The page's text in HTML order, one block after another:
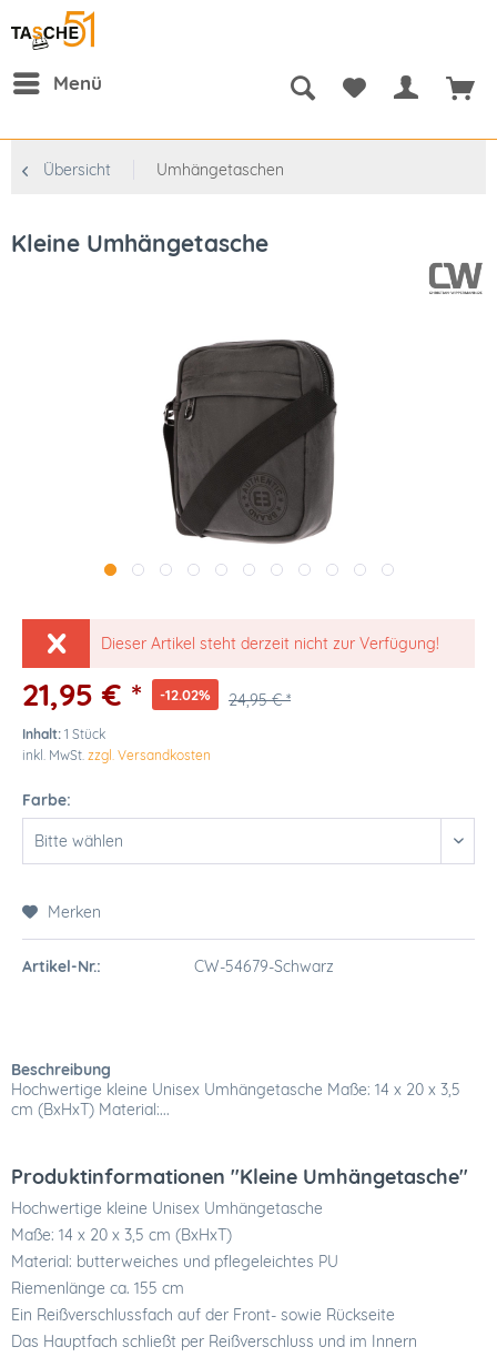
Menü
Übersicht Umhängetaschen
Kleine Umhängetasche
Dieser Artikel steht derzeit nicht zur Verfügung!
21,95 € * -12.02% 24,95 € *
Inhalt: 1 Stück
inkl. MwSt. zzgl. Versandkosten
Farbe:
Merken
Artikel-Nr.: CW-54679-Schwarz
Beschreibung
Hochwertige kleine Unisex Umhängetasche Maße: 14 x 20 x 3,5
cm (BxHxT) Material:...
Produktinformationen "Kleine Umhängetasche"
Hochwertige kleine Unisex Umhängetasche
Maße: 14 x 20 x 3,5 cm (BxHxT)
Material: butterweiches und pflegeleichtes PU
Riemenlänge ca. 155 cm
Ein Reißverschlussfach auf der Front- sowie Rückseite
Das Hauptfach schließt per Reißverschluss und im Innern